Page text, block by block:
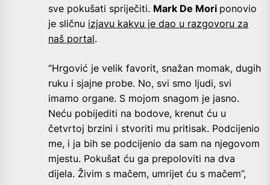
sve pokušati spriječiti. Mark De Mori ponovio
je sličnu izjavu kakvu je dao u razgovoru za
naš portal.
“Hrgović je velik favorit, snažan momak, dugih
ruku i sjajne probe. No, svi smo ljudi, svi
imamo organe. S mojom snagom je jasno.
Neću pobijediti na bodove, krenut ću u
četvrtoj brzini i stvoriti mu pritisak. Podcijenio
me, i ja bih se podcijenio da sam na njegovom
mjestu. Pokušat ću ga prepoloviti na dva
dijela. Živim s mačem, umrijet ću s mačem”,